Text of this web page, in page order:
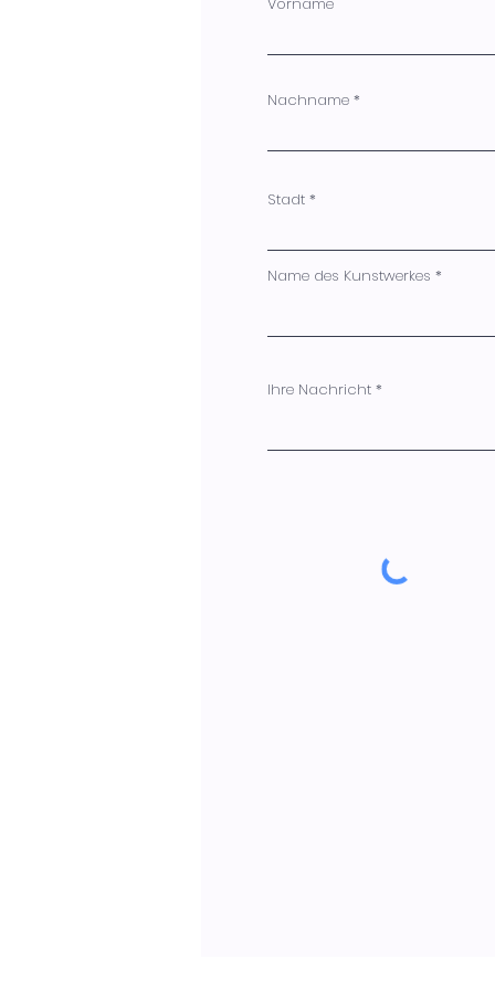
Nachname
Stadt
Name des Kunstwerkes
Ihre Nachricht